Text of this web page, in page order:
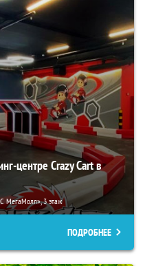
центре Crazy Cart в
МегаМолл», 3 этаж
ПОДРОБНЕЕ